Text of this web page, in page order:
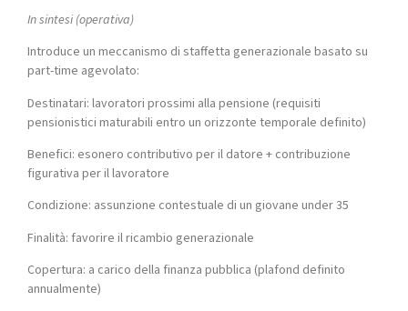
In sintesi (operativa)
Introduce un meccanismo di staffetta generazionale basato su
part-time agevolato:
Destinatari: lavoratori prossimi alla pensione (requisiti
pensionistici maturabili entro un orizzonte temporale definito)
Benefici: esonero contributivo per il datore + contribuzione
figurativa per il lavoratore
Condizione: assunzione contestuale di un giovane under 35
Finalità: favorire il ricambio generazionale
Copertura: a carico della finanza pubblica (plafond definito
annualmente)